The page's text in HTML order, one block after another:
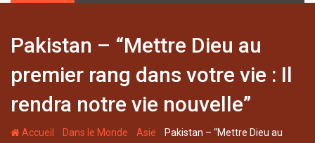
o
Pakistan – “Mettre Dieu au
premier rang dans votre vie : Il
rendra notre vie nouvelle”
Accueil - Dans le Monde -Asie - Pakistan – “Mettre Dieu au